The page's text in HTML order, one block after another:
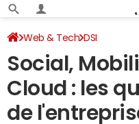
Web & Tech DSI
Social,
Cloud : les
de